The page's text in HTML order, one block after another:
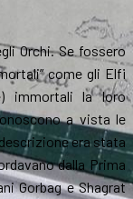
Orchi. Se fossero
come gli Elfi
immortali la loro
a vista le
era stata
dalla Prima
Gorbag e Shagrat